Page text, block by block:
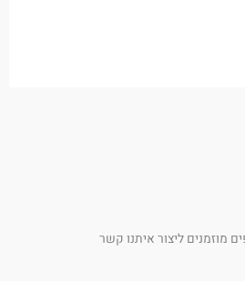
מוזמנים ליצור איתנו קשר